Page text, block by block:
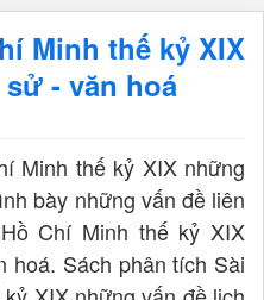
Minh thế kỷ XIX
- văn hoá
Minh thế kỷ XIX những
bày những vấn đề liên
Chí Minh thế kỷ XIX
hoá. Sách phân tích Sài